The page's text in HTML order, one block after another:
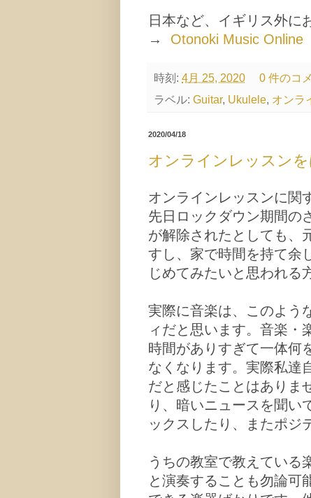
日本など、イギリス外に
→ Otonoki Music Online
時刻: 4月 25, 2020
0 件のコ
ラベル: Guitar, Ukulele, オンラ
2020/04/18
オンラインレッスン
オンラインレッスンに関
先日ロックダウン期間の
が解除されたとしても、
すし、家で時間を持て余
じめてみたいと思われる
実際に音楽は、このよう
ィだと思います。音楽・
時間がありすぎて一体何
なくなります。実際私達
だと感じたことはありま
り、暗いニュースを聞い
ックスしたり、またポジ
うちの教室で教えている
と演奏することも勿論可